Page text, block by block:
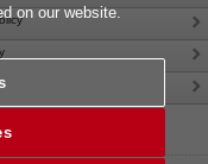
on our website.